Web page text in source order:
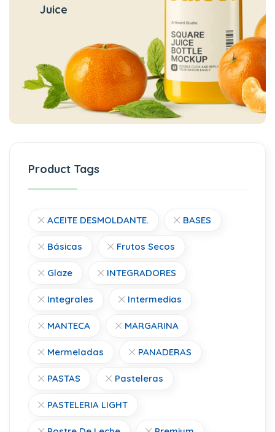
Juice
Product Tags
ACEITE DESMOLDANTE. BASES
Básicas Frutos Secos
Glaze INTEGRADORES
Integrales Intermedias
MANTECA MARGARINA
Mermeladas PANADERAS
PASTAS Pasteleras
PASTELERIA LIGHT